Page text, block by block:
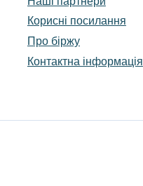
Корисні посилання
Про біржу
Контактна інформація